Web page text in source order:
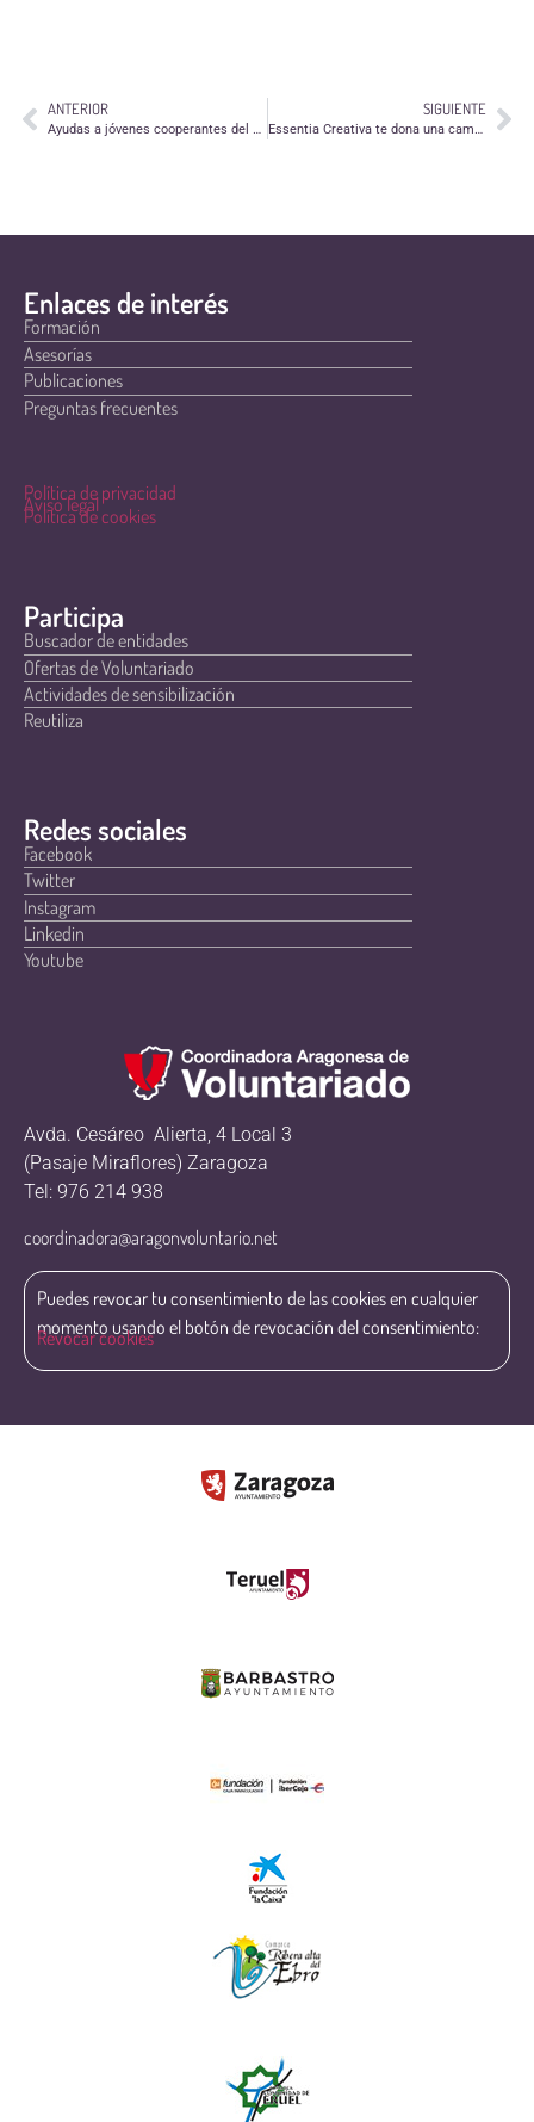
ANTERIOR
Ayudas a jóvenes cooperantes del Gobierno de Aragón
SIGUIENTE
Essentia Creativa te dona una campaña de publicidad
Enlaces de interés
Formación
Asesorías
Publicaciones
Preguntas frecuentes
Política de privacidad
Aviso legal
Política de cookies
Participa
Buscador de entidades
Ofertas de Voluntariado
Actividades de sensibilización
Reutiliza
Redes sociales
Facebook
Twitter
Instagram
Linkedin
Youtube
Avda. Cesáreo Alierta, 4 Local 3
(Pasaje Miraflores) Zaragoza
Tel: 976 214 938
coordinadora@aragonvoluntario.net
Puedes revocar tu consentimiento de las cookies en cualquier
momento usando el botón de revocación del consentimiento:
Revocar cookies